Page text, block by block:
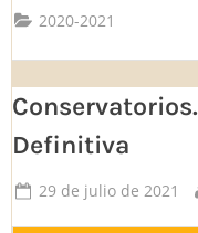
2020-2021
Definitiva
Posted
29 de julio de 2021